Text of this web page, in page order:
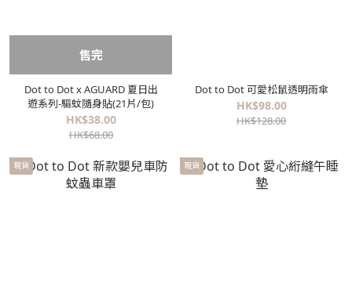
售完
Dot to Dot x AGUARD 夏日出
遊系列-驅蚊隨身貼(21片/包)
HK$38.00
HK$68.00
Dot to Dot 可愛松鼠透明雨傘
HK$98.00
HK$128.00
現貨 現貨